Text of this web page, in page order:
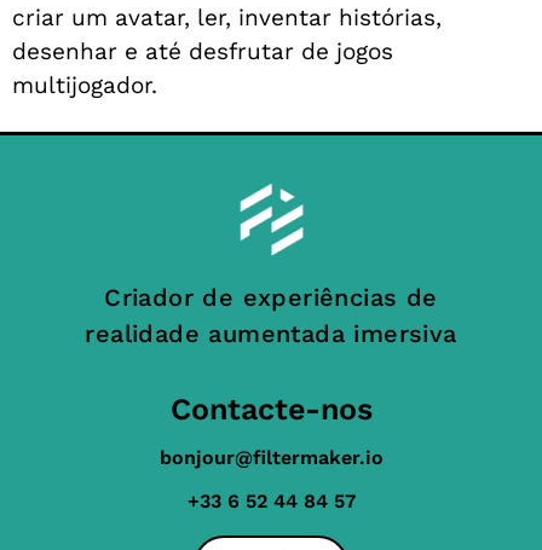
criar um avatar, ler, inventar histórias,
desenhar e até desfrutar de jogos
multijogador.
Criador de experiências de
realidade aumentada imersiva
Contacte-nos
bonjour@filtermaker.io
+33 6 52 44 84 57